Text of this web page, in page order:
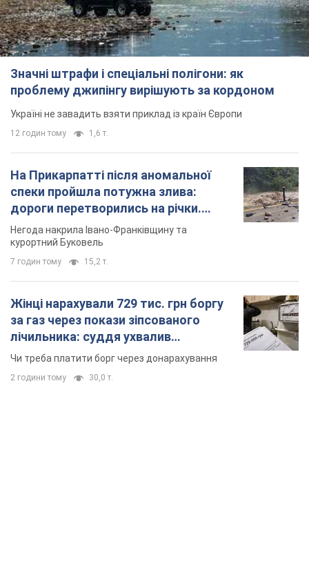
Значні штрафи і спеціальні полігони: як
проблему джипінгу вирішують за кордоном
Україні не завадить взяти приклад із країн Європи
12 годин тому 1,6 т.
На Прикарпатті після аномальної
спеки пройшла потужна злива:
дороги перетворились на річки.
Відео
Негода накрила Івано-Франківщину та
курортний Буковель
7 годин тому 15,2 т.
Жінці нарахували 729 тис. грн боргу
за газ через покази зіпсованого
лічильника: суддя ухвалив
неочікуване рішення
Чи треба платити борг через донарахування
2 години тому 30,0 т.